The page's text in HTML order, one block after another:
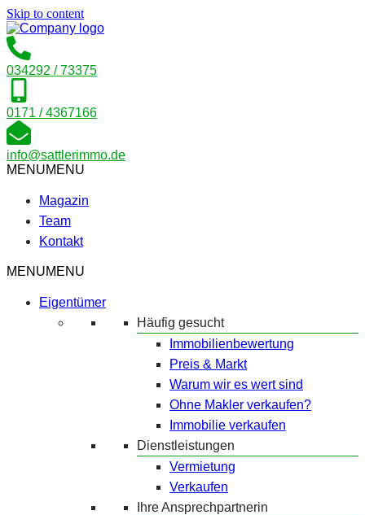
Skip to content
034292 / 73375
0171 / 4367166
info@sattlerimmo.de
MENUMENU
Magazin
Team
Kontakt
MENUMENU
Eigentümer
Häufig gesucht
Immobilienbewertung
Preis & Markt
Warum wir es wert sind
Ohne Makler verkaufen?
Immobilie verkaufen
Dienstleistungen
Vermietung
Verkaufen
Ihre Ansprechpartnerin